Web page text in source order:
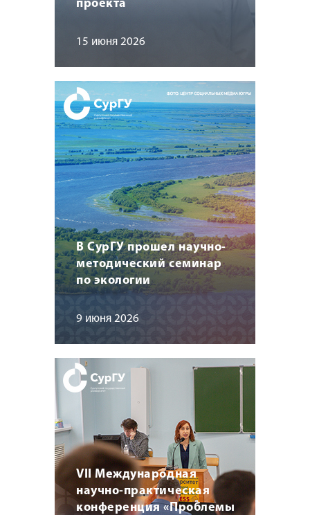
проекта
15 июня 2026
В СурГУ прошел научно-
методический семинар
по экологии
9 июня 2026
VII Международная
научно-практическая
конференция «Проблемы